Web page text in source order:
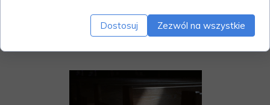
tygodniu polecamy opiece św.
Patronów oraz zapewniamy o pamięci
Dostosuj Zezwól na wszystkie